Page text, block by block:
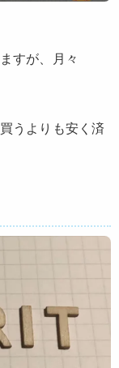
すが、月々
うよりも安く済